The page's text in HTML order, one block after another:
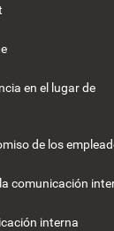
en el lugar de
de los
comunicación
interna